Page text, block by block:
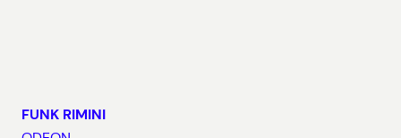
FUNK RIMINI